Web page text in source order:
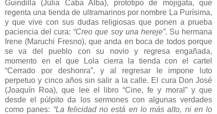
Guindilla (Julia Caba Alba), prototipo de mojigata, que
regenta una tienda de ultramarinos por nombre La Purísima,
y que vive con sus dudas religiosas que ponen a prueba
paciencia del cura: “Creo que soy una hereje”. Su hermana
Irene (Maruchi Fresno), que anda en boca de todos porque
se va del pueblo con su novio y regresa engañada,
momento en el que Lola cierra la tienda con el cartel
“Cerrado por deshonra”, y al regresar le impone luto
perpetuo y cinco años sin salir a la calle. El cura Don José
(Joaquín Roa), que lee el libro “Cine, fe y moral” y que
desde el púlpito da los sermones con algunas verdades
como panes: “La felicidad no está en lo más alto, ni en lo